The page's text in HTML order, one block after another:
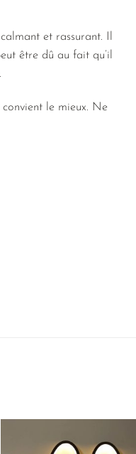
et rassurant. Il
être dû au fait qu’il
le mieux. Ne